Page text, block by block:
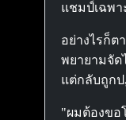
แชมป์เฉพา
อย่างไรก็ต
พยายามจัด
แต่กลับถูกป
"ผมต้องขอ